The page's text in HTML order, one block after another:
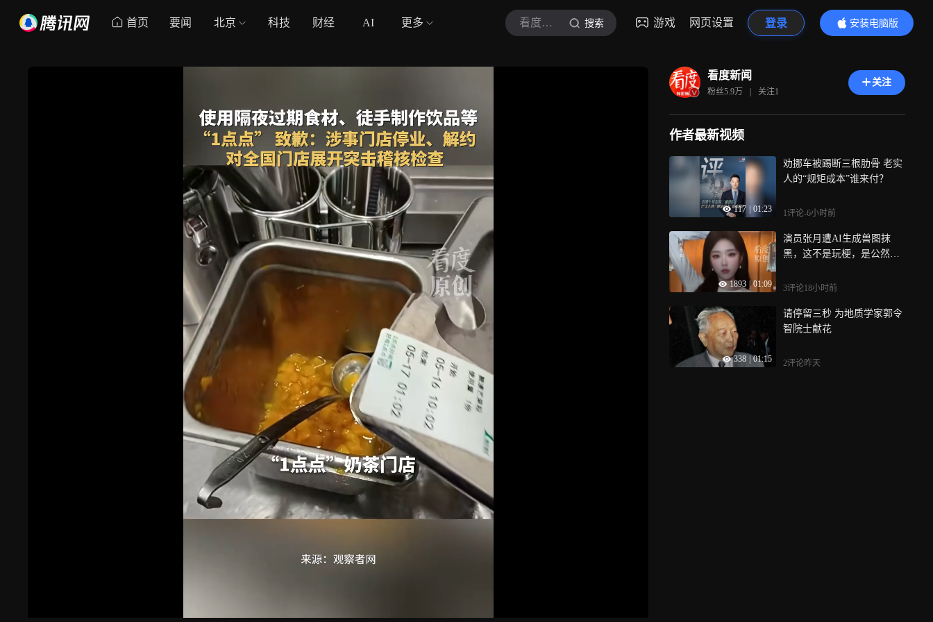
首页 要闻 北京 科技 财经 AI 更多 看度新闻 搜索 游戏 网页设置 登录
安装电脑版
内容更精彩
看度新闻
粉丝5.9万 | 关注1
关注
作者最新视频
117 01:23
劝挪车被踢断三根肋骨 老实
人的“规矩成本”谁来付？
1评论-6小时前
1893 01:09
演员张月遭AI生成兽图抹
黑，这不是玩梗，是公然的
3评论18小时前
338 01:15
请停留三秒 为地质学家郭令
智院士献花
2评论昨天